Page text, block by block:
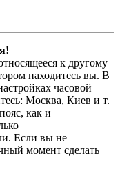
к другому
находитесь вы. В
часовой
Москва, Киев и т.
как и
Если вы не
момент сделать